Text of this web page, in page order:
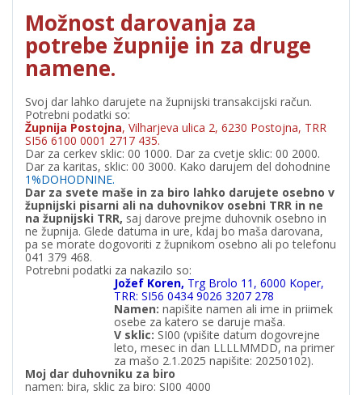
Možnost darovanja za
potrebe župnije in za druge
namene.
Svoj dar lahko darujete na župnijski transakcijski račun.
Potrebni podatki so:
Župnija Postojna, Vilharjeva ulica 2, 6230 Postojna, TRR
SI56 6100 0001 2717 435.
Dar za cerkev sklic: 00 1000. Dar za cvetje sklic: 00 2000.
Dar za karitas, sklic: 00 3000. Kako darujem del dohodnine
1%DOHODNINE.
Dar za svete maše in za biro lahko darujete osebno v
župnijski pisarni ali na duhovnikov osebni TRR in ne
na župnijski TRR, saj darove prejme duhovnik osebno in
ne župnija. Glede datuma in ure, kdaj bo maša darovana,
pa se morate dogovoriti z župnikom osebno ali po telefonu
041 379 468.
Potrebni podatki za nakazilo so:
Jožef Koren, Trg Brolo 11, 6000 Koper,
TRR: SI56 0434 9026 3207 278
Namen: napišite namen ali ime in priimek
osebe za katero se daruje maša.
V sklic: SI00 (vpišite datum dogovrejne
leto, mesec in dan LLLLMMDD, na primer
za mašo 2.1.2025 napišite: 20250102).
Moj dar duhovniku za biro
namen: bira, sklic za biro: SI00 4000